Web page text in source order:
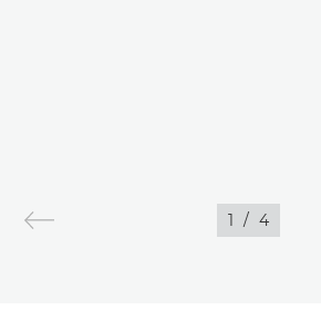
1 / 4